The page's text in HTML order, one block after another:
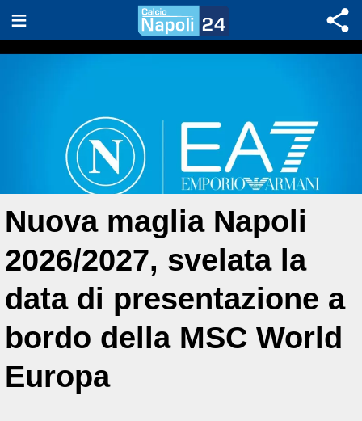
Nuova maglia Napoli
2026/2027, svelata la
data di presentazione a
bordo della MSC World
Europa